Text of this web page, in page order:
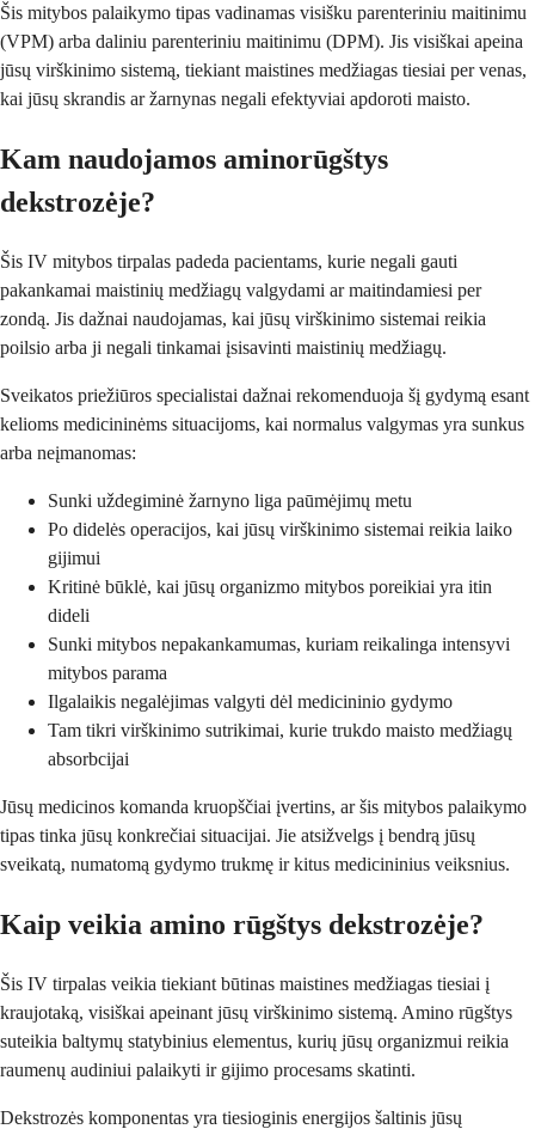
Šis mitybos palaikymo tipas vadinamas visišku parenteriniu maitinimu
(VPM) arba daliniu parenteriniu maitinimu (DPM). Jis visiškai apeina
jūsų virškinimo sistemą, tiekiant maistines medžiagas tiesiai per venas,
kai jūsų skrandis ar žarnynas negali efektyviai apdoroti maisto.
Kam naudojamos aminorūgštys
dekstrozėje?
Šis IV mitybos tirpalas padeda pacientams, kurie negali gauti
pakankamai maistinių medžiagų valgydami ar maitindamiesi per
zondą. Jis dažnai naudojamas, kai jūsų virškinimo sistemai reikia
poilsio arba ji negali tinkamai įsisavinti maistinių medžiagų.
Sveikatos priežiūros specialistai dažnai rekomenduoja šį gydymą esant
kelioms medicininėms situacijoms, kai normalus valgymas yra sunkus
arba neįmanomas:
Sunki uždegiminė žarnyno liga paūmėjimų metu
Po didelės operacijos, kai jūsų virškinimo sistemai reikia laiko
gijimui
Kritinė būklė, kai jūsų organizmo mitybos poreikiai yra itin
dideli
Sunki mitybos nepakankamumas, kuriam reikalinga intensyvi
mitybos parama
Ilgalaikis negalėjimas valgyti dėl medicininio gydymo
Tam tikri virškinimo sutrikimai, kurie trukdo maisto medžiagų
absorbcijai
Jūsų medicinos komanda kruopščiai įvertins, ar šis mitybos palaikymo
tipas tinka jūsų konkrečiai situacijai. Jie atsižvelgs į bendrą jūsų
sveikatą, numatomą gydymo trukmę ir kitus medicininius veiksnius.
Kaip veikia amino rūgštys dekstrozėje?
Šis IV tirpalas veikia tiekiant būtinas maistines medžiagas tiesiai į
kraujotaką, visiškai apeinant jūsų virškinimo sistemą. Amino rūgštys
suteikia baltymų statybinius elementus, kurių jūsų organizmui reikia
raumenų audiniui palaikyti ir gijimo procesams skatinti.
Dekstrozės komponentas yra tiesioginis energijos šaltinis jūsų